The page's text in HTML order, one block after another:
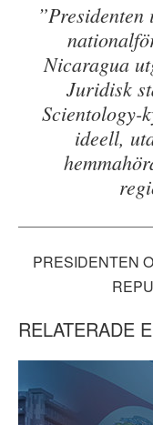
Nicaragua
Juridisk
Scientology-
ideell,
PRESIDENTEN
RELATERADE